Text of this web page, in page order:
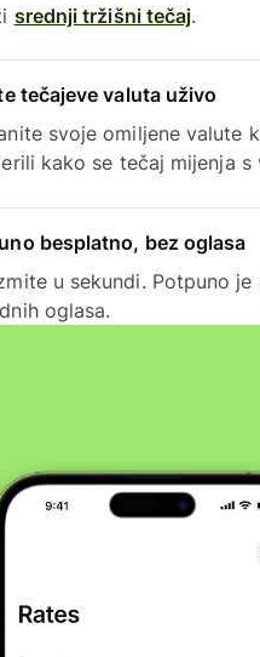
srednji tržišni tečaj.
tečajeve valuta uživo
svoje omiljene valute
kako se tečaj mijenja s
besplatno, bez oglasa
u sekundi. Potpuno
oglasa.